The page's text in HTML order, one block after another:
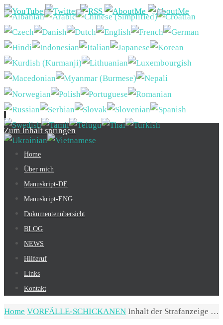
Zum Inhalt springen
Home
Über mich
Manuskript-DE
Manuskript-ENG
Dokumentenübersicht
BLOG
NEWS
Hilferuf
Links
Kontakt
Home VORFÄLLE-SCHICKANEN Inhalt der Strafanzeige …